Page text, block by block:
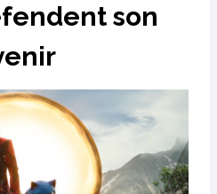
son